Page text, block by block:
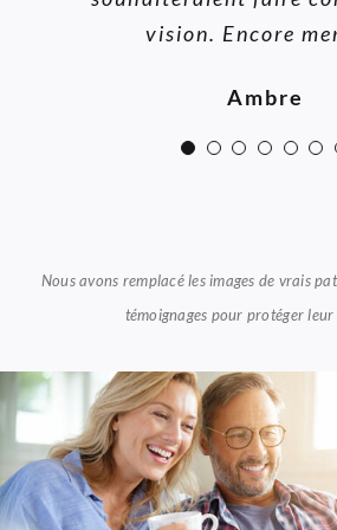
vision. Encore
Ambre
Jonathan
et attentifs à
Violette
Nous avons remplacé les images de vrais
témoignages pour protéger leur